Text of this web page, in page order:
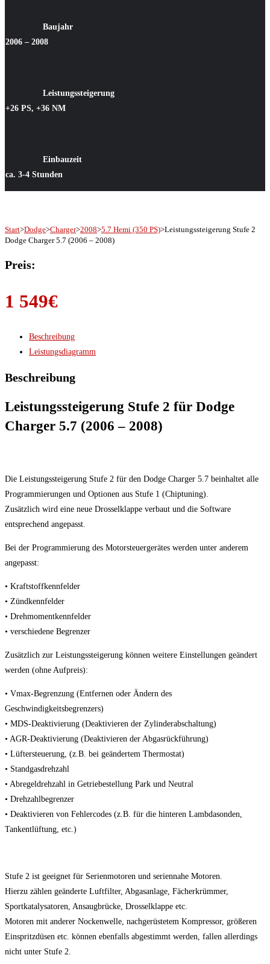
Baujahr
2006 – 2008
Leistungssteigerung
+26 PS, +36 NM
Einbauzeit
ca. 3-4 Stunden
Start>Dodge>Charger>2008>5.7 Hemi (350 PS)>Leistungssteigerung Stufe 2
Dodge Charger 5.7 (2006 – 2008)
Preis:
1 549€
Beschreibung
Leistungsdiagramm
Beschreibung
Leistungssteigerung Stufe 2 für Dodge
Charger 5.7 (2006 – 2008)
Die Leistungssteigerung Stufe 2 für den Dodge Charger 5.7 beinhaltet alle
Programmierungen und Optionen aus Stufe 1 (Chiptuning).
Zusätzlich wird eine neue Drosselklappe verbaut und die Software
entsprechend angepasst.
Bei der Programmierung des Motorsteuergerätes werden unter anderem
angepasst:
• Kraftstoffkennfelder
• Zündkennfelder
• Drehmomentkennfelder
• verschiedene Begrenzer
Zusätzlich zur Leistungssteigerung können weitere Einstellungen geändert
werden (ohne Aufpreis):
• Vmax-Begrenzung (Entfernen oder Ändern des
Geschwindigkeitsbegrenzers)
• MDS-Deaktivierung (Deaktivieren der Zylinderabschaltung)
• AGR-Deaktivierung (Deaktivieren der Abgasrückführung)
• Lüftersteuerung, (z.B. bei geändertem Thermostat)
• Standgasdrehzahl
• Abregeldrehzahl in Getriebestellung Park und Neutral
• Drehzahlbegrenzer
• Deaktivieren von Fehlercodes (z.B. für die hinteren Lambdasonden,
Tankentlüftung, etc.)
Stufe 2 ist geeignet für Serienmotoren und seriennahe Motoren.
Hierzu zählen geänderte Luftfilter, Abgasanlage, Fächerkrümmer,
Sportkatalysatoren, Ansaugbrücke, Drosselklappe etc.
Motoren mit anderer Nockenwelle, nachgerüstetem Kompressor, größeren
Einspritzdüsen etc. können ebenfalls abgestimmt werden, fallen allerdings
nicht unter Stufe 2.